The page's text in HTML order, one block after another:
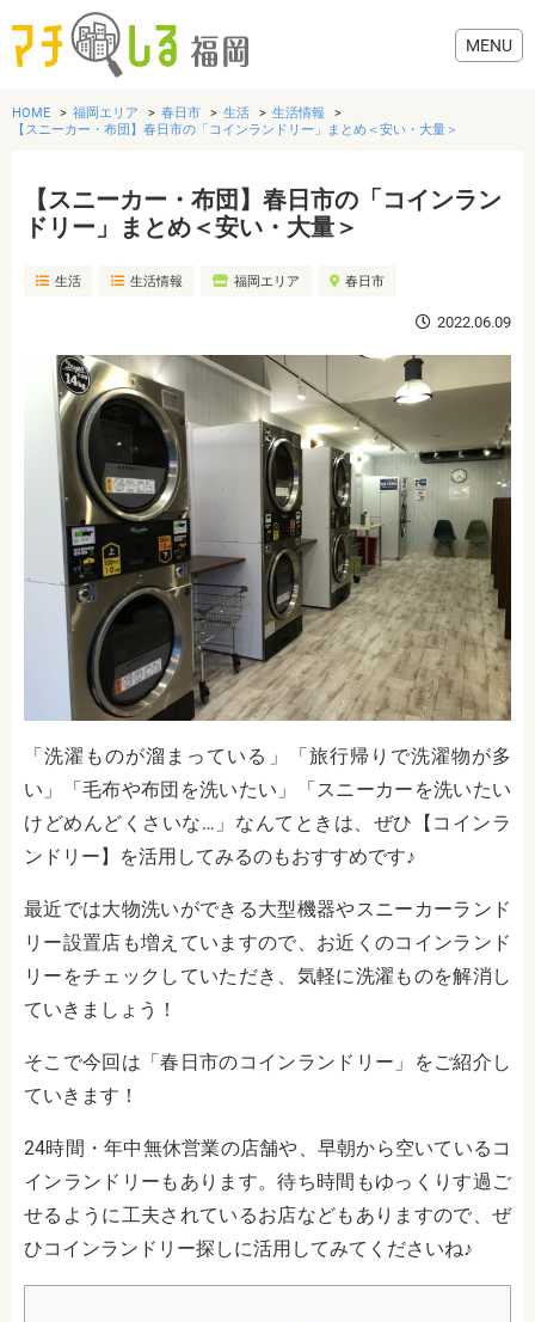
グルメ
美容・健康
歯医者・病院
おでかけ
生活
HOME 福岡エリア 春日市 生活
生活情報
【スニーカー・布団】春日市の「コインランドリー」まとめ＜安い・大量＞
【スニーカー・布団】春日市の「コインラン
ドリー」まとめ＜安い・大量＞
生活 生活情報 福岡エリア 春日市
2022.06.09
「洗濯ものが溜まっている」「旅行帰りで洗濯物が多
い」「毛布や布団を洗いたい」「スニーカーを洗いたい
けどめんどくさいな…」なんてときは、ぜひ【コインラ
ンドリー】を活用してみるのもおすすめです♪
最近では大物洗いができる大型機器やスニーカーランド
リー設置店も増えていますので、お近くのコインランド
リーをチェックしていただき、気軽に洗濯ものを解消し
ていきましょう！
そこで今回は「春日市のコインランドリー」をご紹介し
ていきます！
24時間・年中無休営業の店舗や、早朝から空いているコ
インランドリーもあります。待ち時間もゆっくりす過ご
せるように工夫されているお店などもありますので、ぜ
ひコインランドリー探しに活用してみてくださいね♪